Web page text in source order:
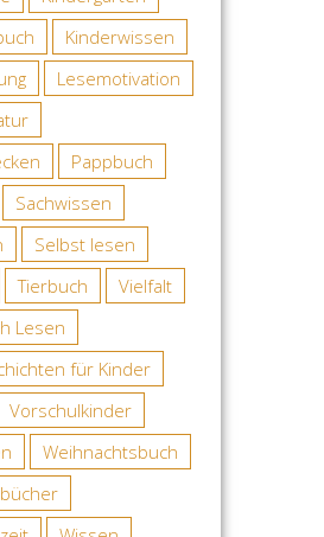
Kinderwissen
Lesemotivation
Pappbuch
Sachwissen
Selbst lesen
Tierbuch
Vielfalt
Lesen
für Kinder
Vorschulkinder
Weihnachtsbuch